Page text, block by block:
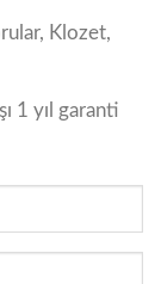
Klozet,
1 yıl garanti